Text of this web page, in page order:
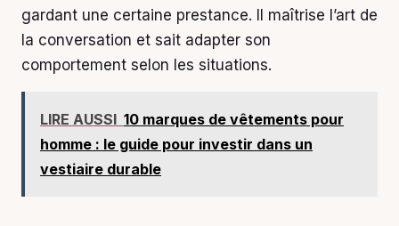
gardant une certaine prestance. Il maîtrise l’art de
la conversation et sait adapter son
comportement selon les situations.
LIRE AUSSI 10 marques de vêtements pour
homme : le guide pour investir dans un
vestiaire durable